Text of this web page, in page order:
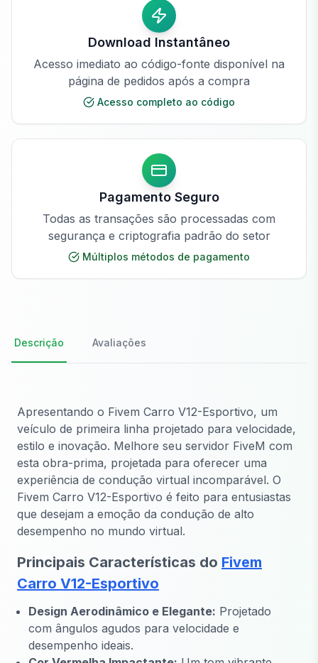
Download Instantâneo
Acesso imediato ao código-fonte disponível na
página de pedidos após a compra
Acesso completo ao código
Pagamento Seguro
Todas as transações são processadas com
segurança e criptografia padrão do setor
Múltiplos métodos de pagamento
Descrição Avaliações
Apresentando o Fivem Carro V12-Esportivo, um
veículo de primeira linha projetado para velocidade,
estilo e inovação. Melhore seu servidor FiveM com
esta obra-prima, projetada para oferecer uma
experiência de condução virtual incomparável. O
Fivem Carro V12-Esportivo é feito para entusiastas
que desejam a emoção da condução de alto
desempenho no mundo virtual.
Principais Características do Fivem
Carro V12-Esportivo
Design Aerodinâmico e Elegante: Projetado
com ângulos agudos para velocidade e
desempenho ideais.